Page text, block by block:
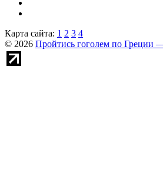
Карта сайта: 1 2 3 4
© 2026 Пройтись гоголем по Греции